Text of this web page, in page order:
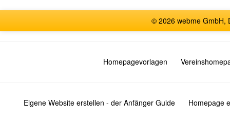
© 2026 webme GmbH,
Homepagevorlagen
Eigene Website erstellen - der Anfänger Guide Homepage